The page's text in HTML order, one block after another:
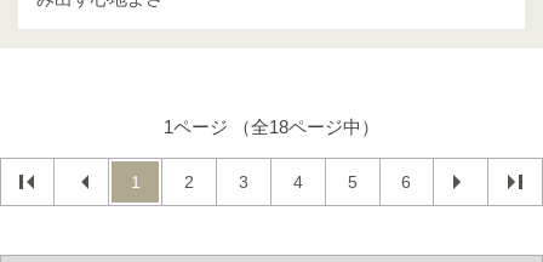
1ページ （全18ページ中）
1 2 3 4 5 6